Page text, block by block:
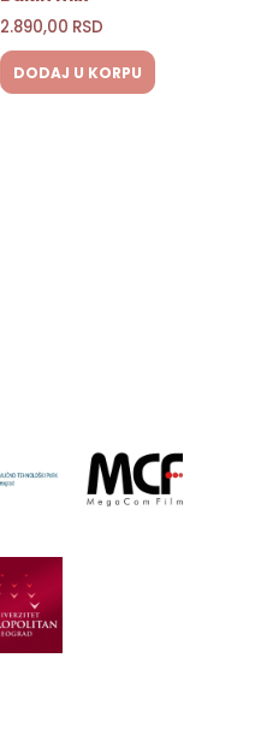
2.890,00 RSD
DODAJ U KORPU